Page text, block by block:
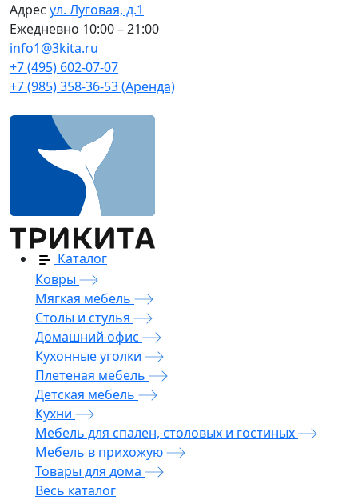
Адрес ул. Луговая, д.1
Ежедневно 10:00 – 21:00
info1@3kita.ru
+7 (495) 602-07-07
+7 (985) 358-36-53 (Аренда)
Каталог
Ковры
Мягкая мебель
Столы и стулья
Домашний офис
Кухонные уголки
Плетеная мебель
Детская мебель
Кухни
Мебель для спален, столовых и гостиных
Мебель в прихожую
Товары для дома
Весь каталог